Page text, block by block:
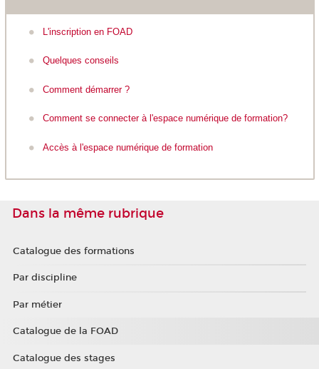
L'inscription en FOAD
Quelques conseils
Comment démarrer ?
Comment se connecter à l'espace numérique de formation?
Accès à l'espace numérique de formation
Dans la même rubrique
Catalogue des formations
Par discipline
Par métier
Catalogue de la FOAD
Catalogue des stages